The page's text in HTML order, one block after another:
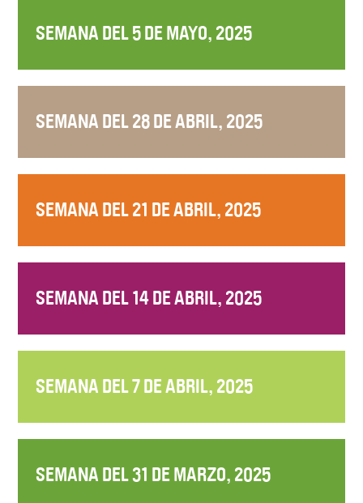
SEMANA DEL 5 DE MAYO, 2025
SEMANA DEL 28 DE ABRIL, 2025
SEMANA DEL 21 DE ABRIL, 2025
SEMANA DEL 14 DE ABRIL, 2025
SEMANA DEL 7 DE ABRIL, 2025
SEMANA DEL 31 DE MARZO, 2025